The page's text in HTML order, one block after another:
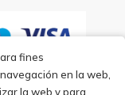
fines
en la web,
la web y para